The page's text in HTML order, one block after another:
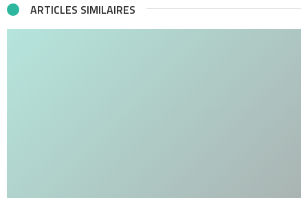
ARTICLES SIMILAIRES